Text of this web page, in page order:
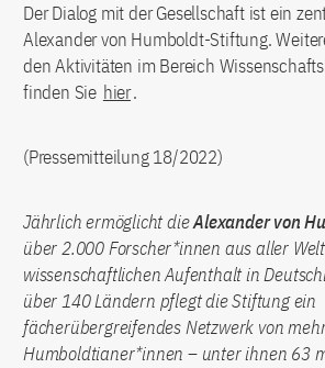
Der Dialog mit der Gesellschaft ist ein
Alexander von Humboldt-Stiftung.
den Aktivitäten im Bereich
finden Sie hier.
(Pressemitteilung 18/2022)
Jährlich ermöglicht dieAlexander von
über 2.000 Forscher*innen aus aller
wissenschaftlichen Aufenthalt in
über 140 Ländern pflegt die Stiftung ein
fächerübergreifendes Netzwerk von
Humboldtianer*innen – unter ihnen 63